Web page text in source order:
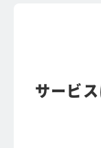
サービ